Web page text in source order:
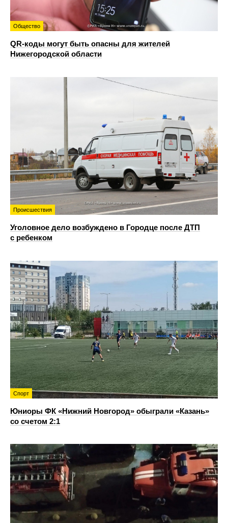
Общество
QR-коды могут быть опасны для жителей
Нижегородской области
Происшествия
Уголовное дело возбуждено в Городце после ДТП
с ребенком
Спорт
Юниоры ФК «Нижний Новгород» обыграли «Казань»
со счетом 2:1